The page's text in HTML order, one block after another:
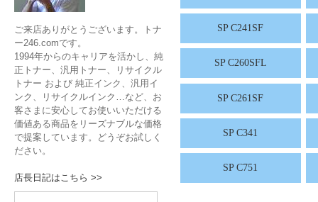
SP C241SF
SP C260SFL
SP C261SF
SP C341
SP C751
ご来店ありがとうございます。トナ
ー246.comです。
1994年からのキャリアを活かし、純
正トナー、汎用トナー、リサイクル
トナー および 純正インク、汎用イ
ンク、リサイクルインク…など、お
客さまに安心してお使いいただける
価値ある商品をリーズナブルな価格
で提案しています。どうぞお試しく
ださい。
店長日記はこちら >>